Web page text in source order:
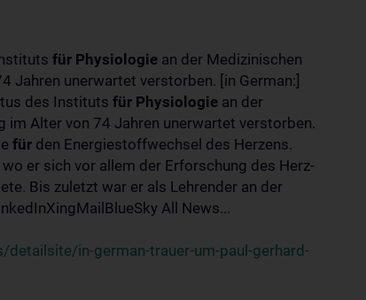
für Physiologie an der Medizinischen
Jahren unerwartet verstorben. [in German:]
des Instituts für Physiologie an der
im Alter von 74 Jahren unerwartet verstorben.
für den Energiestoffwechsel des Herzens.
wo er sich vor allem der Erforschung des Herz-
Bis zuletzt war er als Lehrender an der
All News...
in-german-trauer-um-paul-gerhard-